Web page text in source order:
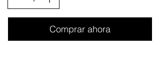
Comprar ahora